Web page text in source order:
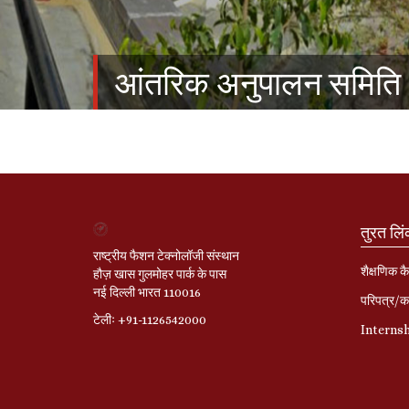
आंतरिक अनुपालन
राष्ट्रीय फैशन टेक्नोलॉजी संस्थान
हौज़ खास गुलमोहर पार्क के पास
नई दिल्ली भारत 110016
टेलीः +91-1126542000
तुरत
शैक्षणिक
परिपत्र/